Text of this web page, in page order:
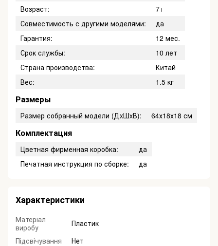
Возраст:
7+
Совместимость с другими моделями:
да
Гарантия:
12 мес.
Срок службы:
10 лет
Страна производства:
Китай
Вес:
1.5 кг
Размеры
Размер собранный модели (ДxШxВ): 64х18х18 см
Комплектация
Цветная фирменная коробка:
да
Печатная инструкция по сборке:
да
Характеристики
Матеріал
виробу
Пластик
Підсвічування
Нет